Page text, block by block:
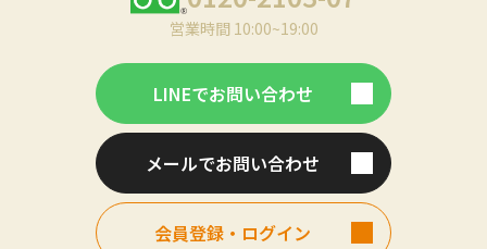
営業時間 10:00~19:00
LINEでお問い合わせ
メールでお問い合わせ
会員登録・ログイン